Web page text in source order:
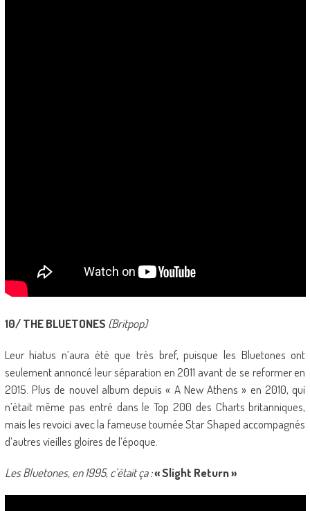
10/ THE BLUETONES (Britpop)
Leur hiatus n’aura été que très bref, puisque les Bluetones ont
seulement annoncé leur séparation en 2011 avant de se reformer en
2015. Plus de nouvel album depuis « A New Athens » en 2010, qui
n’était même pas entré dans le Top 200 des Charts britanniques,
mais les revoici avec la fameuse tournée Star Shaped accompagnés
d’autres vieilles gloires de l’époque.
Les Bluetones, en 1995, c’était ça :« Slight Return »